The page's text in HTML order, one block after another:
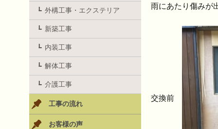
雨にあたり傷みが
交換前
外構工事・エクステリア
新築工事
内装工事
解体工事
介護工事
工事の流れ
お客様の声